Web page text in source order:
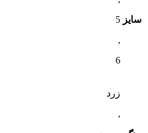
سایز 5
,
6
زرد
,